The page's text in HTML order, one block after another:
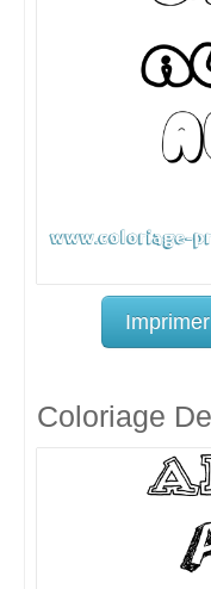
Coloriage